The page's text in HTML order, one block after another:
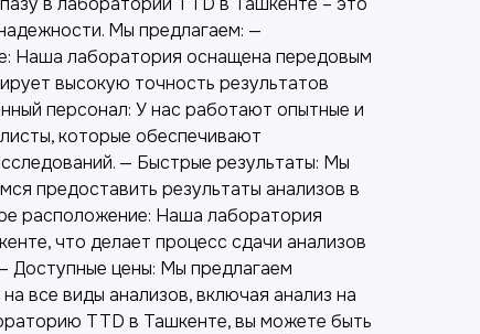
Мы предлагаем: —
Наша лаборатория оснащена передовым
высокую точность результатов
персонал: У нас работают опытные и
которые обеспечивают
— Быстрые результаты: Мы
предоставить результаты анализов в
расположение: Наша лаборатория
что делает процесс сдачи анализов
Доступные цены: Мы предлагаем
все виды анализов, включая анализ на
TTD в Ташкенте, вы можете быть